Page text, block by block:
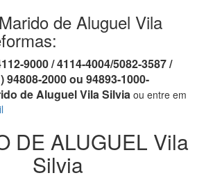
de Aluguel Vila
9000 / 4114-4004/5082-3587 /
94808-2000 ou 94893-1000-
de Aluguel Vila Silvia ou entre em
DE ALUGUEL Vila
Silvia